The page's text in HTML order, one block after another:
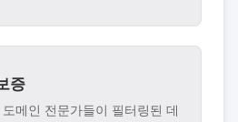
증
메인 전문가들이 필터링된 데